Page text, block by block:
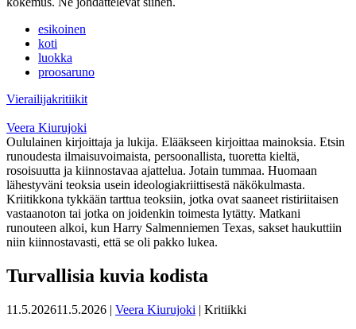
esikoinen
koti
luokka
proosaruno
Vierailijakritiikit
Veera Kiurujoki
Oululainen kirjoittaja ja lukija. Elääkseen kirjoittaa mainoksia. Etsin
runoudesta ilmaisuvoimaista, persoonallista, tuoretta kieltä,
rosoisuutta ja kiinnostavaa ajattelua. Jotain tummaa. Huomaan
lähestyväni teoksia usein ideologiakriittisestä näkökulmasta.
Kriitikkona tykkään tarttua teoksiin, jotka ovat saaneet ristiriitaisen
vastaanoton tai jotka on joidenkin toimesta lytätty. Matkani
runouteen alkoi, kun Harry Salmenniemen Texas, sakset haukuttiin
niin kiinnostavasti, että se oli pakko lukea.
Turvallisia kuvia kodista
11.5.202611.5.2026 | Veera Kiurujoki | Kritiikki